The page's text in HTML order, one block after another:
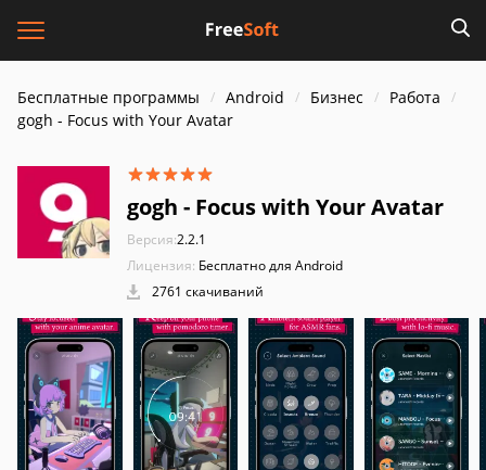
Бесплатные программы Android Бизнес
Работа
gogh - Focus with Your Avatar
gogh - Focus with Your Avatar
Версия:2.2.1
Лицензия: Бесплатно для Android
2761 скачиваний